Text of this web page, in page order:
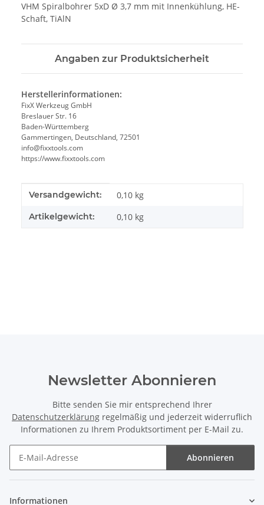
VHM Spiralbohrer 5xD Ø 3,7 mm mit Innenkühlung, HE-
Schaft, TiAlN
Angaben zur Produktsicherheit
Herstellerinformationen:
FixX Werkzeug GmbH
Breslauer Str. 16
Baden-Württemberg
Gammertingen, Deutschland, 72501
info@fixxtools.com
https://www.fixxtools.com
Produkteigenschaft
Wert
Versandgewicht: 0,10 kg
Artikelgewicht: 0,10 kg
Newsletter Abonnieren
Bitte senden Sie mir entsprechend Ihrer
Datenschutzerklärung regelmäßig und jederzeit widerruflich
Informationen zu Ihrem Produktsortiment per E-Mail zu.
Abonnieren
Informationen